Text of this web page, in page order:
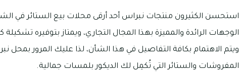
استحسن الكثيرون منتجات نبراس أحد أرقى محلات بيع الستائر في
الوجهات الرائدة والمميزة بهذا المجال التجاري، ويمتاز بتوفيره
ويتم الاهتمام بكافة التفاصيل في هذا الشأن، لذا عليك المرور
المفروشات والستائر التي تُكمِل لك الديكور بلمسات جمالية.